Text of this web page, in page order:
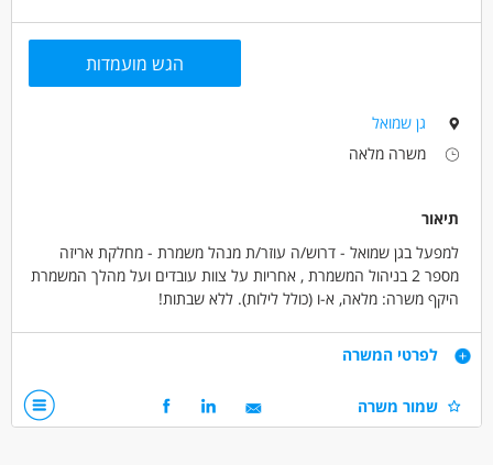
עבודה ללא הכשרה
משרה מלאה
הגש מועמדות
גן שמואל
משרה מלאה
תיאור
למפעל בגן שמואל - דרוש/ה עוזר/ת מנהל משמרת - מחלקת אריזה
מספר 2 בניהול המשמרת , אחריות על צוות עובדים ועל מהלך המשמרת
היקף משרה: מלאה, א-ו (כולל לילות). ללא שבתות!
דרישות
דרישות התפקיד:התמודדות טובה במצבי לחץ, יכולת ניהול צוות
עובדים, הבנה טכנית, יכולת עבודה פיזית, שליטה מלאה בעברית,
לפרטי המשרה
שמור משרה